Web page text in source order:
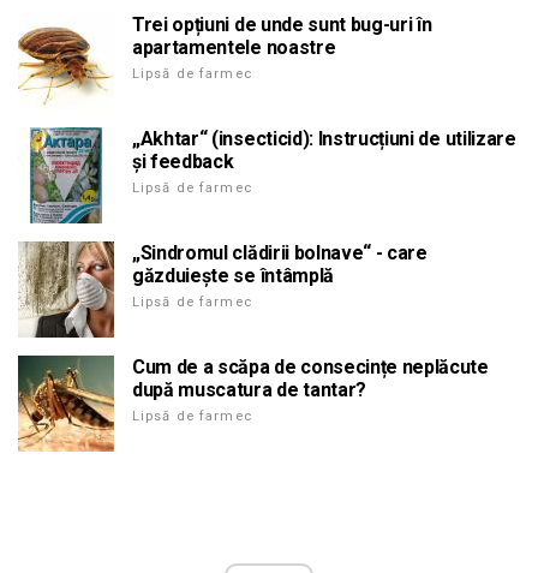
Trei opțiuni de unde sunt bug-uri în
apartamentele noastre
Lipsă de farmec
„Akhtar“ (insecticid): Instrucțiuni de utilizare
și feedback
Lipsă de farmec
„Sindromul clădirii bolnave“ - care
găzduiește se întâmplă
Lipsă de farmec
Cum de a scăpa de consecințe neplăcute
după muscatura de tantar?
Lipsă de farmec